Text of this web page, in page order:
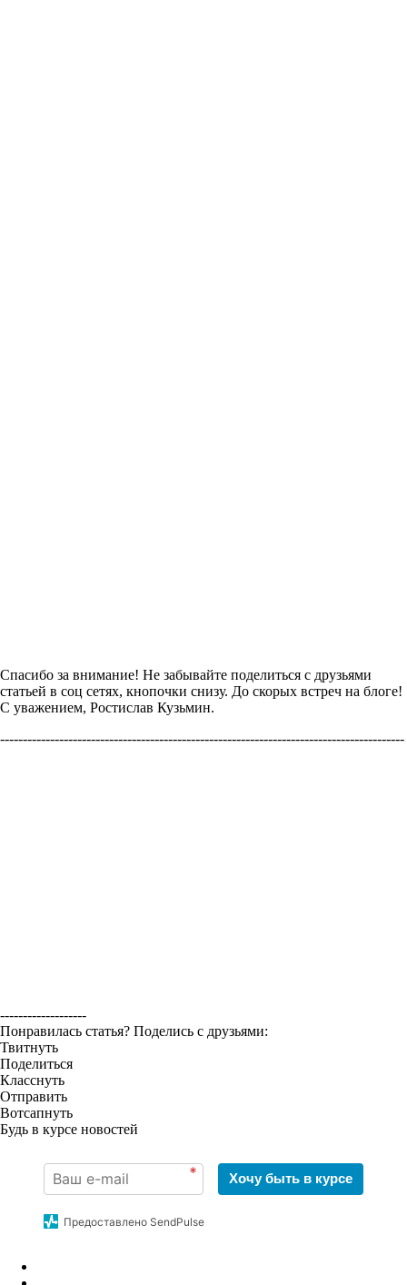
Спасибо за внимание! Не забывайте поделиться с друзьями
статьей в соц сетях, кнопочки снизу. До скорых встреч на блоге!
С уважением, Ростислав Кузьмин.
-----------------------------------------------------------------------------------------
-------------------
Понравилась статья? Поделись с друзьями:
Твитнуть
Поделиться
Класснуть
Отправить
Вотсапнуть
Будь в курсе новостей
* Хочу быть в курсе
Предоставлено SendPulse